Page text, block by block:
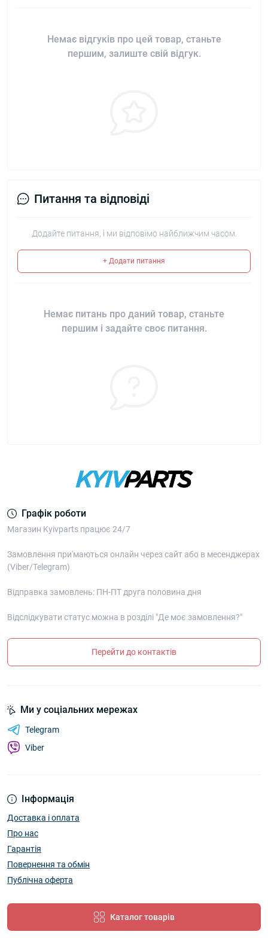
Немає відгуків про цей товар, станьте
першим, залиште свій відгук.
Питання та відповіді
Додайте питання, і ми відповімо найближчим часом.
+ Додати питання
Немає питань про даний товар, станьте
першим і задайте своє питання.
Графік роботи
Магазин Kyivparts працює 24/7
Замовлення при'маються онлайн через сайт або в месенджерах
(Viber/Telegram)
Відправка замовлень: ПН-ПТ друга половина дня
Відслідкувати статус можна в розділі "Де моє замовлення?"
Перейти до контактів
Інформація
Доставка і оплата
Про нас
Гарантія
Повернення та обмін
Публічна оферта
Каталог товарів
Ми у соціальних мережах
Telegram
Viber